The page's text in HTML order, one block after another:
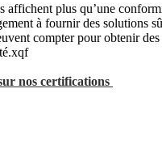
affichent plus qu’une
à fournir des solutions
compter pour obtenir
nos certifications